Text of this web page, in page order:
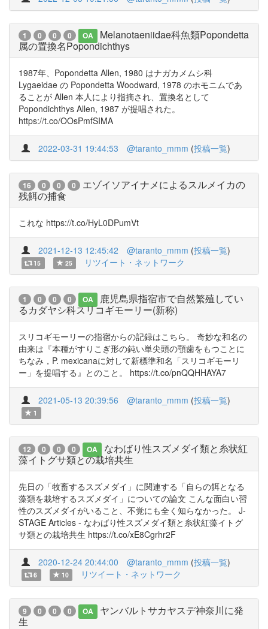
1 0 0 0 OA
Melanotaeniidae科魚類Popondetta
属の置換名Popondichthys
1987年、Popondetta Allen, 1980 はナガカメムシ科
Lygaeidae の Popondetta Woodward, 1978 のホモニムであ
ることが Allen 本人により指摘され、置換名として
Popondichthys Allen, 1987 が提唱された。
https://t.co/OOsPmfSIMA
2022-03-31 19:44:53 @taranto_mmm (投稿一覧)
16 0 0 0
エゾイソアイナメによるスルメイカの
残餌の捕食
これな https://t.co/HyL0DPumVt
2021-12-13 12:45:42 @taranto_mmm (投稿一覧)
15 25 リツイート・ネットワーク
1 0 0 0 OA
鹿児島県指宿市で自然繁殖してい
るカダヤシ科スリコギモーリー(新称)
スリコギモーリーの指宿からの記録はこちら。 奇妙な和名の
由来は『本種がすりこぎ形の鈍い単尖頭の顎歯をもつことに
ちなみ，P. mexicanaに対して新標準和名「スリコギモーリ
ー」を提唱する』とのこと。 https://t.co/pnQQHHAYA7
2021-05-13 20:39:56 @taranto_mmm (投稿一覧)
1
12 0 0 0 OA
なわばり性スズメダイ類と糸状紅
藻イトグサ類との栽培共生
先日の「牧畜するスズメダイ」に関連する「自らの餌となる
藻類を栽培するスズメダイ」についての論文 こんな面白い習
性のスズメダイがいること、不覚にも全く知らなかった。 J-
STAGE Articles - なわばり性スズメダイ類と糸状紅藻イトグ
サ類との栽培共生 https://t.co/xE8Cgrhr2F
2020-12-24 20:44:00 @taranto_mmm (投稿一覧)
6 10 リツイート・ネットワーク
9 0 0 0 OA
ヤンバルトサカヤスデ神奈川に発
生